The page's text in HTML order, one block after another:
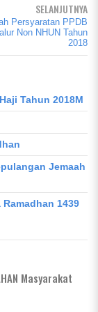
SELANJUTNYA
Persyaratan PPDB
Non NHUN Tahun
2018
Tahun 2018M
Jemaah
1439
Masyarakat